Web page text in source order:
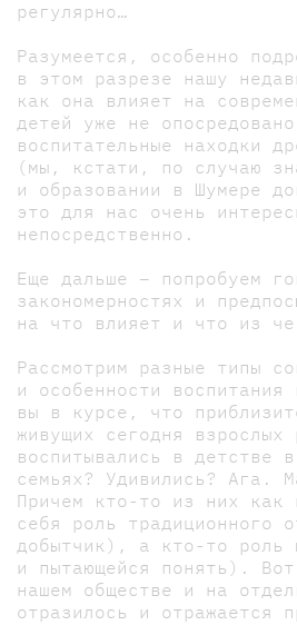
регулярно…
Разумеется, особенно
в этом разрезе нашу
как она влияет на
детей уже не
воспитательные находки
(мы, кстати, по случаю
и образовании в Шумере
это для нас очень
непосредственно.
Еще дальше – попробуем
закономерностях и
на что влияет и что из
Рассмотрим разные типы
и особенности
вы в курсе, что
живущих сегодня взрослых
воспитывались в детстве
семьях? Удивились? Ага.
Причем кто-то из них как
себя роль традиционного
добытчик), а кто-то роль
и пытающейся понять).
нашем обществе и на
отразилось и отражается